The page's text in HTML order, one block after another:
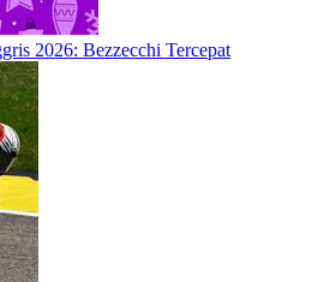
2026: Bezzecchi Tercepat